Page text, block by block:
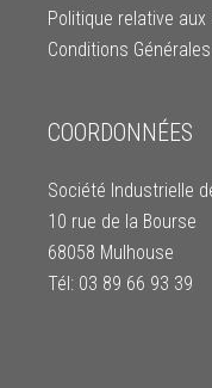
Politique relative aux
Conditions
COORDONNÉES
Société Industrielle
10 rue de la Bourse
68058 Mulhouse
Tél: 03 89 66 93 39